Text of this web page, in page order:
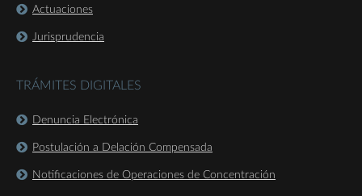
Actuaciones
Jurisprudencia
TRÁMITES DIGITALES
Denuncia Electrónica
Postulación a Delación Compensada
Notificaciones de Operaciones de Concentración